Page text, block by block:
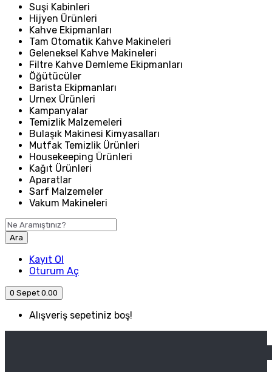
Suşi Kabinleri
Hijyen Ürünleri
Kahve Ekipmanları
Tam Otomatik Kahve Makineleri
Geleneksel Kahve Makineleri
Filtre Kahve Demleme Ekipmanları
Öğütücüler
Barista Ekipmanları
Urnex Ürünleri
Kampanyalar
Temizlik Malzemeleri
Bulaşık Makinesi Kimyasalları
Mutfak Temizlik Ürünleri
Housekeeping Ürünleri
Kağıt Ürünleri
Aparatlar
Sarf Malzemeler
Vakum Makineleri
Ara
Kayıt Ol
Oturum Aç
0 Sepet 0.00
Alışveriş sepetiniz boş!